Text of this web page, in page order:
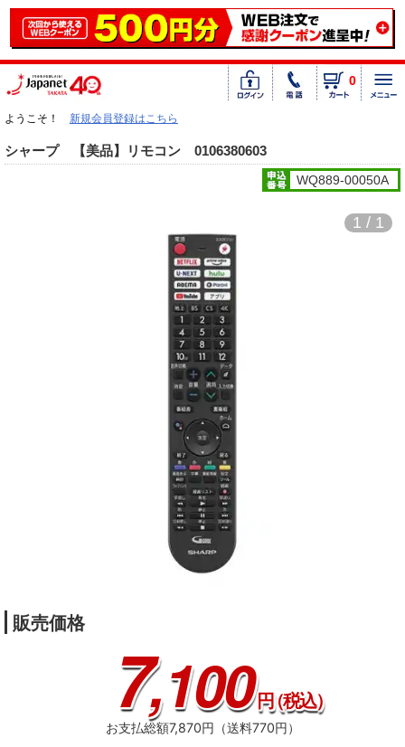
0
ようこそ！ 新規会員登録はこちら
シャープ 【美品】リモコン 0106380603
WQ889-00050A
1 / 1
販売価格
7,100円（税込）
お支払総額7,870円（送料770円）